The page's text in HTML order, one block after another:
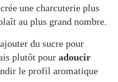
une charcuterie plus
au plus grand nombre.
du sucre pour
plutôt pour adoucir
le profil aromatique